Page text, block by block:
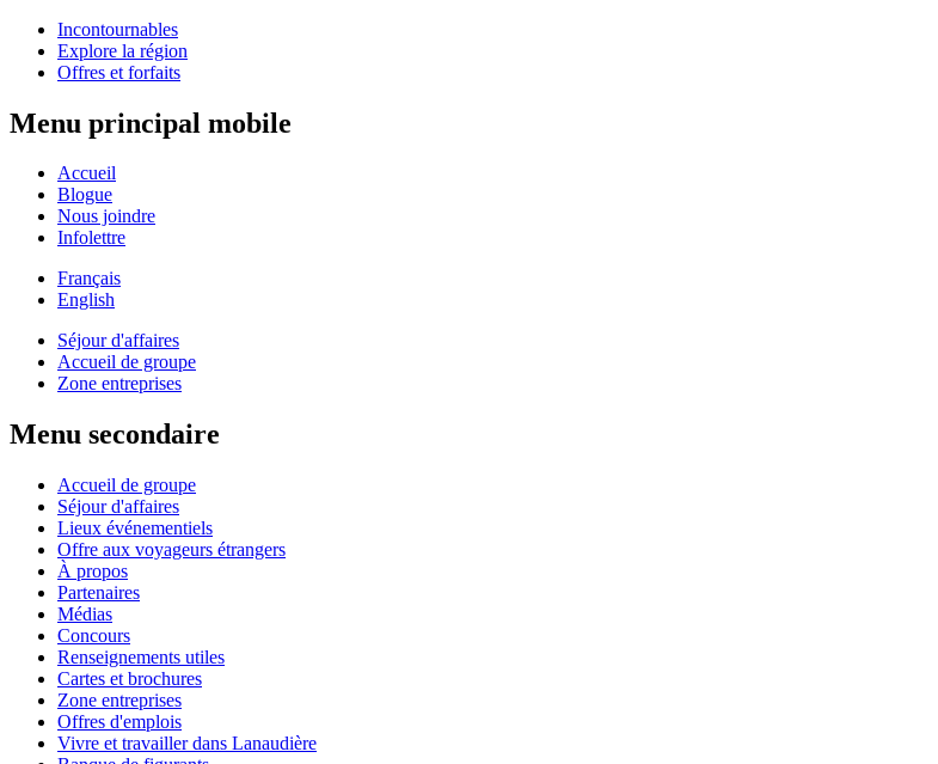
Incontournables
Explore la région
Offres et forfaits
Menu principal mobile
Accueil
Blogue
Nous joindre
Infolettre
Français
English
Séjour d'affaires
Accueil de groupe
Zone entreprises
Menu secondaire
Accueil de groupe
Séjour d'affaires
Lieux événementiels
Offre aux voyageurs étrangers
À propos
Partenaires
Médias
Concours
Renseignements utiles
Cartes et brochures
Zone entreprises
Offres d'emplois
Vivre et travailler dans Lanaudière